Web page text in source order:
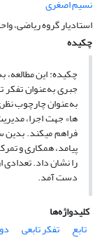
نسیم اصغری
استادیار گروه ریاضی،
چکیده
ها» جهت اجرا،
فراهم می­کند. بدین
پیامد، همکاری و
را نشان داد. تعدادی
دست آمد.
کلیدواژه‌ها
تابع
تفکر تابعی